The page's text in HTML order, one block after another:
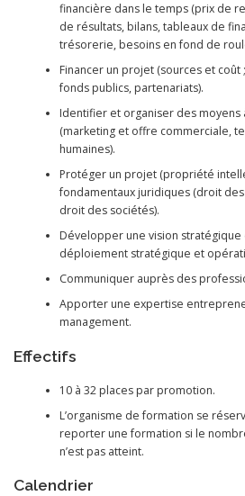
financière dans le temps (prix de
de résultats, bilans, tableaux de
trésorerie, besoins en fond de
Financer un projet (sources et
fonds publics, partenariats).
Identifier et organiser des
(marketing et offre commerciale,
humaines).
Protéger un projet (propriété
fondamentaux juridiques (droit
droit des sociétés).
Développer une vision
déploiement stratégique et
Communiquer auprès des
Apporter une expertise
management.
Effectifs
10 à 32 places par promotion.
L’organisme de formation se
reporter une formation si le
n’est pas atteint.
Calendrier